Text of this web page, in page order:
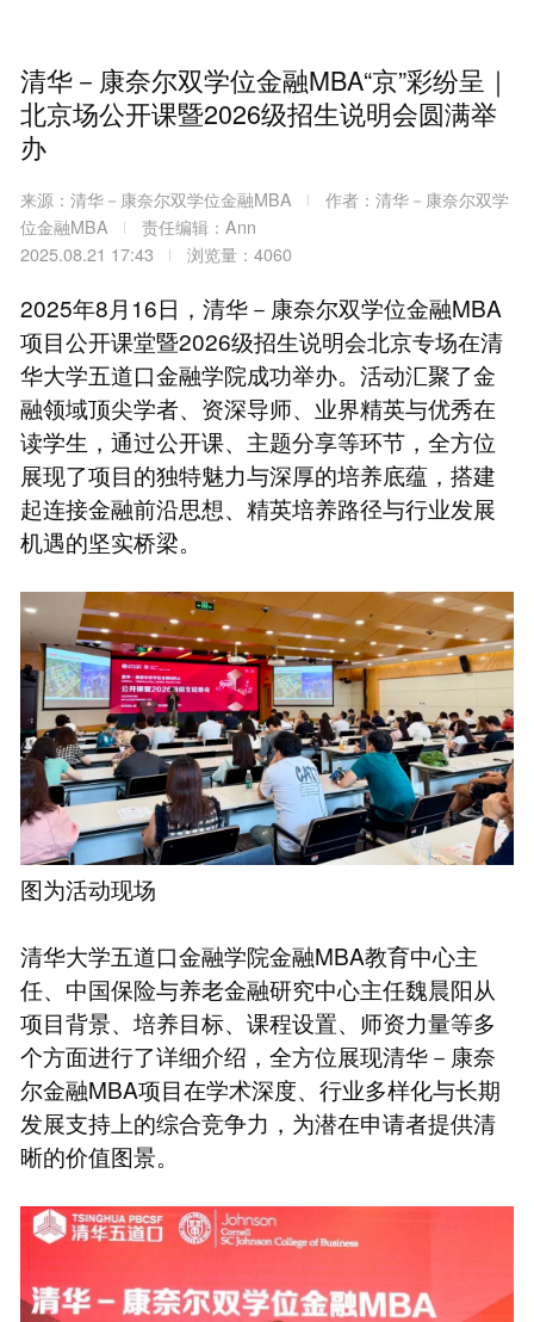
清华－康奈尔双学位金融MBA“京”彩纷呈｜
北京场公开课暨2026级招生说明会圆满举
办
来源：清华－康奈尔双学位金融MBA
作者：清华－康奈尔双学
位金融MBA
责任编辑：Ann
2025.08.21 17:43
浏览量：4060
2025年8月16日，清华－康奈尔双学位金融MBA
项目公开课堂暨2026级招生说明会北京专场在清
华大学五道口金融学院成功举办。活动汇聚了金
融领域顶尖学者、资深导师、业界精英与优秀在
读学生，通过公开课、主题分享等环节，全方位
展现了项目的独特魅力与深厚的培养底蕴，搭建
起连接金融前沿思想、精英培养路径与行业发展
机遇的坚实桥梁。
图为活动现场
清华大学五道口金融学院金融MBA教育中心主
任、中国保险与养老金融研究中心主任魏晨阳从
项目背景、培养目标、课程设置、师资力量等多
个方面进行了详细介绍，全方位展现清华－康奈
尔金融MBA项目在学术深度、行业多样化与长期
发展支持上的综合竞争力，为潜在申请者提供清
晰的价值图景。